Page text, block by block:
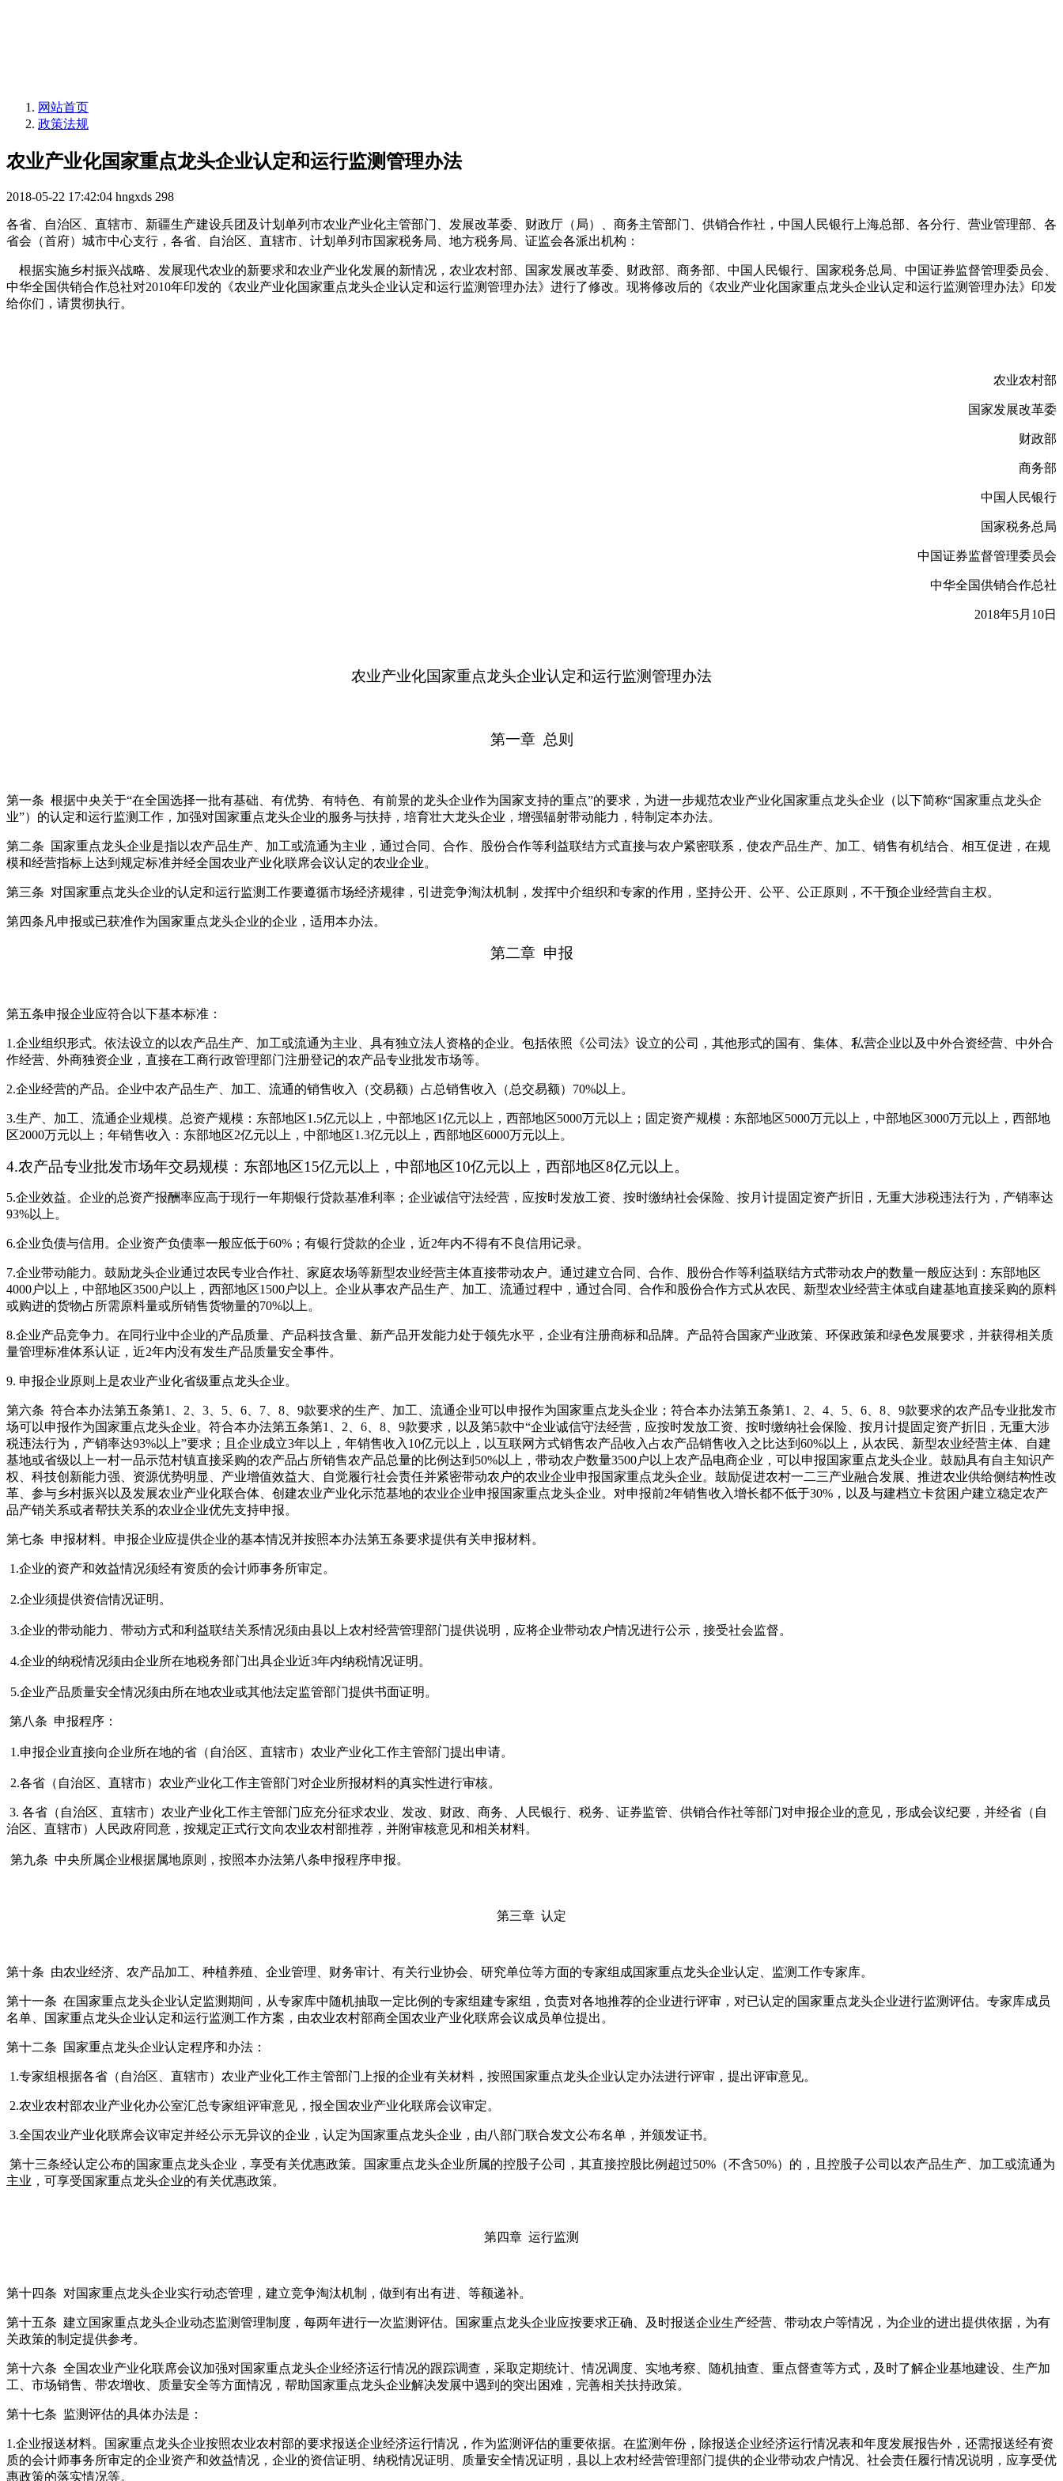
网站首页
政策法规
农业产业化国家重点龙头企业认定和运行监测管理办法
2018-05-22 17:42:04 hngxds 298
各省、自治区、直辖市、新疆生产建设兵团及计划单列市农业产业化主管部门、发展改革委、财政厅（局）、商务主管部门、供销合作社，中国人民银行上海总部、各分行、营业管理部、各
省会（首府）城市中心支行，各省、自治区、直辖市、计划单列市国家税务局、地方税务局、证监会各派出机构：
根据实施乡村振兴战略、发展现代农业的新要求和农业产业化发展的新情况，农业农村部、国家发展改革委、财政部、商务部、中国人民银行、国家税务总局、中国证券监督管理委员会、
中华全国供销合作总社对2010年印发的《农业产业化国家重点龙头企业认定和运行监测管理办法》进行了修改。现将修改后的《农业产业化国家重点龙头企业认定和运行监测管理办法》印发
给你们，请贯彻执行。
农业农村部
国家发展改革委
财政部
商务部
中国人民银行
国家税务总局
中国证券监督管理委员会
中华全国供销合作总社
2018年5月10日
农业产业化国家重点龙头企业认定和运行监测管理办法
第一章 总则
第一条 根据中央关于“在全国选择一批有基础、有优势、有特色、有前景的龙头企业作为国家支持的重点”的要求，为进一步规范农业产业化国家重点龙头企业（以下简称“国家重点龙头企
业”）的认定和运行监测工作，加强对国家重点龙头企业的服务与扶持，培育壮大龙头企业，增强辐射带动能力，特制定本办法。
第二条 国家重点龙头企业是指以农产品生产、加工或流通为主业，通过合同、合作、股份合作等利益联结方式直接与农户紧密联系，使农产品生产、加工、销售有机结合、相互促进，在规
模和经营指标上达到规定标准并经全国农业产业化联席会议认定的农业企业。
第三条 对国家重点龙头企业的认定和运行监测工作要遵循市场经济规律，引进竞争淘汰机制，发挥中介组织和专家的作用，坚持公开、公平、公正原则，不干预企业经营自主权。
第四条凡申报或已获准作为国家重点龙头企业的企业，适用本办法。
第二章 申报
第五条申报企业应符合以下基本标准：
1.企业组织形式。依法设立的以农产品生产、加工或流通为主业、具有独立法人资格的企业。包括依照《公司法》设立的公司，其他形式的国有、集体、私营企业以及中外合资经营、中外合
作经营、外商独资企业，直接在工商行政管理部门注册登记的农产品专业批发市场等。
2.企业经营的产品。企业中农产品生产、加工、流通的销售收入（交易额）占总销售收入（总交易额）70%以上。
3.生产、加工、流通企业规模。总资产规模：东部地区1.5亿元以上，中部地区1亿元以上，西部地区5000万元以上；固定资产规模：东部地区5000万元以上，中部地区3000万元以上，西部地
区2000万元以上；年销售收入：东部地区2亿元以上，中部地区1.3亿元以上，西部地区6000万元以上。
4.农产品专业批发市场年交易规模：东部地区15亿元以上，中部地区10亿元以上，西部地区8亿元以上。
5.企业效益。企业的总资产报酬率应高于现行一年期银行贷款基准利率；企业诚信守法经营，应按时发放工资、按时缴纳社会保险、按月计提固定资产折旧，无重大涉税违法行为，产销率达
93%以上。
6.企业负债与信用。企业资产负债率一般应低于60%；有银行贷款的企业，近2年内不得有不良信用记录。
7.企业带动能力。鼓励龙头企业通过农民专业合作社、家庭农场等新型农业经营主体直接带动农户。通过建立合同、合作、股份合作等利益联结方式带动农户的数量一般应达到：东部地区
4000户以上，中部地区3500户以上，西部地区1500户以上。企业从事农产品生产、加工、流通过程中，通过合同、合作和股份合作方式从农民、新型农业经营主体或自建基地直接采购的原料
或购进的货物占所需原料量或所销售货物量的70%以上。
8.企业产品竞争力。在同行业中企业的产品质量、产品科技含量、新产品开发能力处于领先水平，企业有注册商标和品牌。产品符合国家产业政策、环保政策和绿色发展要求，并获得相关质
量管理标准体系认证，近2年内没有发生产品质量安全事件。
9. 申报企业原则上是农业产业化省级重点龙头企业。
第六条 符合本办法第五条第1、2、3、5、6、7、8、9款要求的生产、加工、流通企业可以申报作为国家重点龙头企业；符合本办法第五条第1、2、4、5、6、8、9款要求的农产品专业批发市
场可以申报作为国家重点龙头企业。符合本办法第五条第1、2、6、8、9款要求，以及第5款中“企业诚信守法经营，应按时发放工资、按时缴纳社会保险、按月计提固定资产折旧，无重大涉
税违法行为，产销率达93%以上”要求；且企业成立3年以上，年销售收入10亿元以上，以互联网方式销售农产品收入占农产品销售收入之比达到60%以上，从农民、新型农业经营主体、自建
基地或省级以上一村一品示范村镇直接采购的农产品占所销售农产品总量的比例达到50%以上，带动农户数量3500户以上农产品电商企业，可以申报国家重点龙头企业。鼓励具有自主知识产
权、科技创新能力强、资源优势明显、产业增值效益大、自觉履行社会责任并紧密带动农户的农业企业申报国家重点龙头企业。鼓励促进农村一二三产业融合发展、推进农业供给侧结构性改
革、参与乡村振兴以及发展农业产业化联合体、创建农业产业化示范基地的农业企业申报国家重点龙头企业。对申报前2年销售收入增长都不低于30%，以及与建档立卡贫困户建立稳定农产
品产销关系或者帮扶关系的农业企业优先支持申报。
第七条 申报材料。申报企业应提供企业的基本情况并按照本办法第五条要求提供有关申报材料。
1.企业的资产和效益情况须经有资质的会计师事务所审定。
2.企业须提供资信情况证明。
3.企业的带动能力、带动方式和利益联结关系情况须由县以上农村经营管理部门提供说明，应将企业带动农户情况进行公示，接受社会监督。
4.企业的纳税情况须由企业所在地税务部门出具企业近3年内纳税情况证明。
5.企业产品质量安全情况须由所在地农业或其他法定监管部门提供书面证明。
第八条 申报程序：
1.申报企业直接向企业所在地的省（自治区、直辖市）农业产业化工作主管部门提出申请。
2.各省（自治区、直辖市）农业产业化工作主管部门对企业所报材料的真实性进行审核。
3. 各省（自治区、直辖市）农业产业化工作主管部门应充分征求农业、发改、财政、商务、人民银行、税务、证券监管、供销合作社等部门对申报企业的意见，形成会议纪要，并经省（自
治区、直辖市）人民政府同意，按规定正式行文向农业农村部推荐，并附审核意见和相关材料。
第九条 中央所属企业根据属地原则，按照本办法第八条申报程序申报。
第三章 认定
第十条 由农业经济、农产品加工、种植养殖、企业管理、财务审计、有关行业协会、研究单位等方面的专家组成国家重点龙头企业认定、监测工作专家库。
第十一条 在国家重点龙头企业认定监测期间，从专家库中随机抽取一定比例的专家组建专家组，负责对各地推荐的企业进行评审，对已认定的国家重点龙头企业进行监测评估。专家库成员
名单、国家重点龙头企业认定和运行监测工作方案，由农业农村部商全国农业产业化联席会议成员单位提出。
第十二条 国家重点龙头企业认定程序和办法：
1.专家组根据各省（自治区、直辖市）农业产业化工作主管部门上报的企业有关材料，按照国家重点龙头企业认定办法进行评审，提出评审意见。
2.农业农村部农业产业化办公室汇总专家组评审意见，报全国农业产业化联席会议审定。
3.全国农业产业化联席会议审定并经公示无异议的企业，认定为国家重点龙头企业，由八部门联合发文公布名单，并颁发证书。
第十三条经认定公布的国家重点龙头企业，享受有关优惠政策。国家重点龙头企业所属的控股子公司，其直接控股比例超过50%（不含50%）的，且控股子公司以农产品生产、加工或流通为
主业，可享受国家重点龙头企业的有关优惠政策。
第四章 运行监测
第十四条 对国家重点龙头企业实行动态管理，建立竞争淘汰机制，做到有出有进、等额递补。
第十五条 建立国家重点龙头企业动态监测管理制度，每两年进行一次监测评估。国家重点龙头企业应按要求正确、及时报送企业生产经营、带动农户等情况，为企业的进出提供依据，为有
关政策的制定提供参考。
第十六条 全国农业产业化联席会议加强对国家重点龙头企业经济运行情况的跟踪调查，采取定期统计、情况调度、实地考察、随机抽查、重点督查等方式，及时了解企业基地建设、生产加
工、市场销售、带农增收、质量安全等方面情况，帮助国家重点龙头企业解决发展中遇到的突出困难，完善相关扶持政策。
第十七条 监测评估的具体办法是：
1.企业报送材料。国家重点龙头企业按照农业农村部的要求报送企业经济运行情况，作为监测评估的重要依据。在监测年份，除报送企业经济运行情况表和年度发展报告外，还需报送经有资
质的会计师事务所审定的企业资产和效益情况，企业的资信证明、纳税情况证明、质量安全情况证明，县以上农村经营管理部门提供的企业带动农户情况、社会责任履行情况说明，应享受优
惠政策的落实情况等。